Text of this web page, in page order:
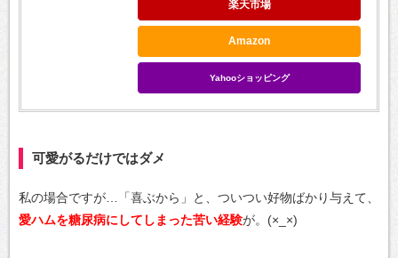
楽天市場
Amazon
Yahooショッピング
可愛がるだけではダメ
私の場合ですが…「喜ぶから」と、ついつい好物ばかり与えて、
愛ハムを糖尿病にしてしまった苦い経験が。(×_×)